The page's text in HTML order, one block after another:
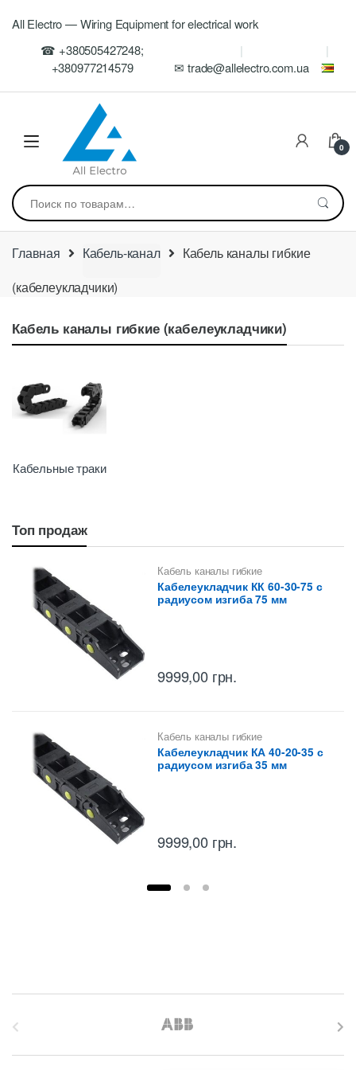
navigation
All Electro — Wiring Equipment for electrical work
☎ +380505427248;
+380977214579
✉ trade@allelectro.com.ua
0
Искать:
Главная Кабель-канал
Кабель каналы гибкие
(кабелеукладчики)
Кабель каналы гибкие (кабелеукладчики)
Кабельные траки
Топ продаж
Кабель каналы гибкие
(кабелеукладчики) Кабельные
траки
Кабелеукладчик КК 60-30-75 с
радиусом изгиба 75 мм
9999,00 грн.
Кабель каналы гибкие
(кабелеукладчики) Кабельные
траки
Кабелеукладчик КА 40-20-35 с
радиусом изгиба 35 мм
9999,00 грн.